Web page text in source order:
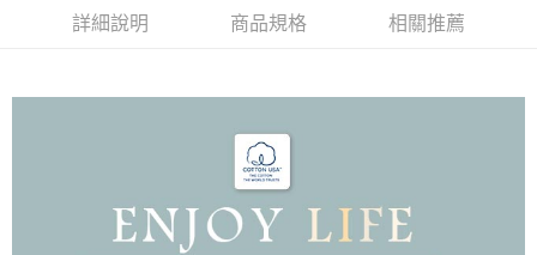
２．訂單成立數日內，您將收到繳費通知簡訊。
※ 交易是否成功請以「AFTEE先享後付 」之結帳頁面顯示為準，若有關於
是否繳費成功／繳費後需取消欲退款等相關疑問，請聯繫「AFTEE先享後付
【注意事項】
每筆NT$60，滿NT$499(含以上)免運費
詳細說明 商品規格 相關推薦